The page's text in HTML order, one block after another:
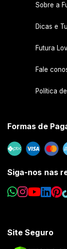
Sobre a
Dicas e
Futura
Fale
Política
Formas de
Siga-nos nas
Site Seguro